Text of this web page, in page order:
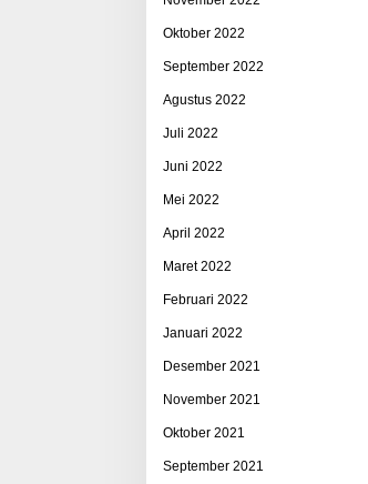
Oktober 2022
September 2022
Agustus 2022
Juli 2022
Juni 2022
Mei 2022
April 2022
Maret 2022
Februari 2022
Januari 2022
Desember 2021
November 2021
Oktober 2021
September 2021